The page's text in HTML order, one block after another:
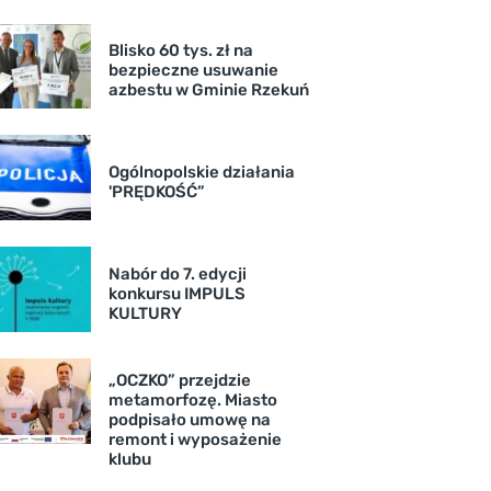
Blisko 60 tys. zł na
bezpieczne usuwanie
azbestu w Gminie Rzekuń
Ogólnopolskie działania
'PRĘDKOŚĆ”
Nabór do 7. edycji
konkursu IMPULS
KULTURY
„OCZKO” przejdzie
metamorfozę. Miasto
podpisało umowę na
remont i wyposażenie
klubu